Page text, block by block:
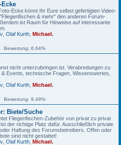
Ecke könnt Ihr Eure selbst gefertigten Video-
& mehr" den anderen Forum-
ist Raum für Hinweise auf interessante
Olaf Kurth
Michael.
Bewertung: 6.64%
nicht unterzubringen ist. Verabredungen zu
Events, technische Fragen, Wissenswertes,
Olaf Kurth
Michael.
Bewertung: 9.49%
Biete/Suche
Fliegenfischen-Zubehör von privat zu privat
der richtige Platz dafür. Ausschließlich private
Haftung des Forumsbetreibers. Offen oder
sind nicht gestattet!
Olaf Kurth
Michael.